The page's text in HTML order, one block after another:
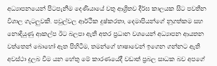
අධ්‍යාපනයෙන් පිටපැනීම දෙණියායේ වතු ආශ්‍රිතව දීර්ඝ කාලයක සිට පවතින
විශාල ගැටලුවකි. පවුල්වල ආර්ථික දුෂ්කරතා, දෙමාපියන්ගේ නූගත්කම සහ
නොදියුණු ආකල්ප ඊට බලපා ඇති අතර ප්‍රධාන වශයෙන් අධ්‍යාපන ආයතන
වත්තෙන් බොහෝ ඈත පිහිටීම, තමන්ගේ භාෂාවෙන් ඉගෙන ගන්නට ඇති
අවස්ථා දුලබ වීම යන හේතු මේ කාරණයේදී වඩාත් ප්‍රබල සාධක බව අපගේ